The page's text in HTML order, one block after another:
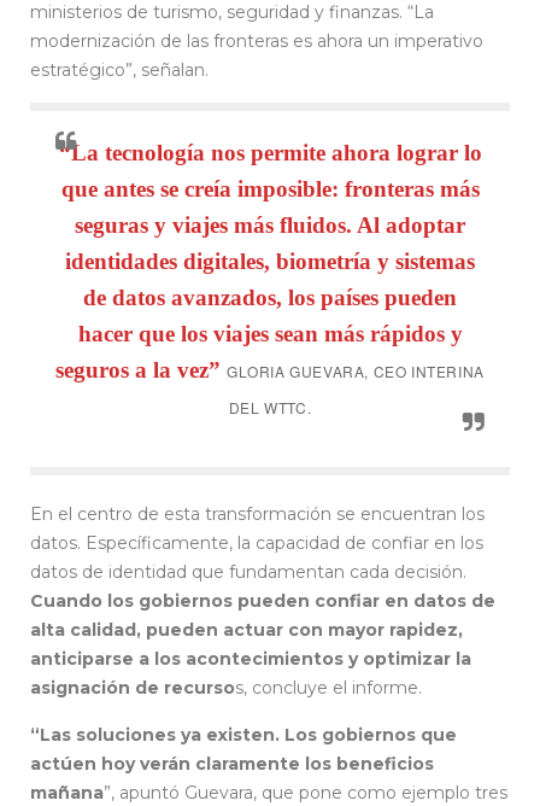
ministerios de turismo, seguridad y finanzas. “La
modernización de las fronteras es ahora un imperativo
estratégico”, señalan.
“La tecnología nos permite ahora lograr lo
que antes se creía imposible: fronteras más
seguras y viajes más fluidos. Al adoptar
identidades digitales, biometría y sistemas
de datos avanzados, los países pueden
hacer que los viajes sean más rápidos y
seguros a la vez” GLORIA GUEVARA, CEO INTERINA
DEL WTTC.
En el centro de esta transformación se encuentran los
datos. Específicamente, la capacidad de confiar en los
datos de identidad que fundamentan cada decisión.
Cuando los gobiernos pueden confiar en datos de
alta calidad, pueden actuar con mayor rapidez,
anticiparse a los acontecimientos y optimizar la
asignación de recursos, concluye el informe.
“Las soluciones ya existen. Los gobiernos que
actúen hoy verán claramente los beneficios
mañana”, apuntó Guevara, que pone como ejemplo tres